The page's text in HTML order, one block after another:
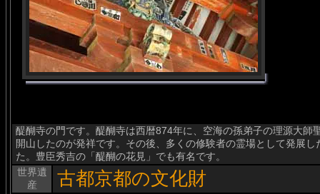
醍醐寺の門です。醍醐寺は西暦874年に、空海の孫弟子の理源大師
開山したのが発祥です。その後、多くの修験者の霊場として発展
た。豊臣秀吉の「醍醐の花見」でも有名です。
世界遺
産
古都京都の文化財